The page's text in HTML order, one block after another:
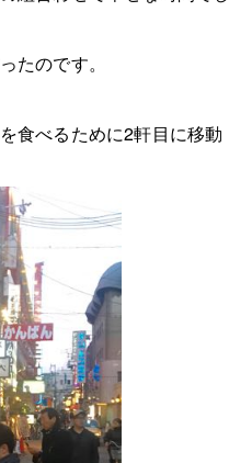
たのです。
食べるために2軒目に移動